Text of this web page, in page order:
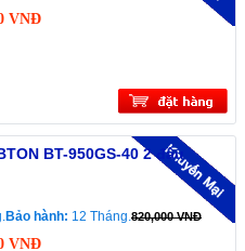
VNĐ
BT-950GS-40 2 đầu
Bảo hành: 12 Tháng.820,000 VNĐ
VNĐ